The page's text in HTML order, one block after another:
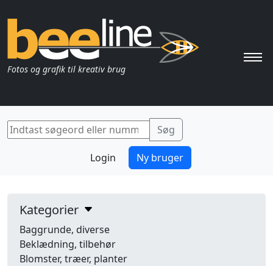
Fotos og grafik til kreativ brug
Login Ny bruger
Kategorier
Baggrunde, diverse
Beklædning, tilbehør
Blomster, træer, planter